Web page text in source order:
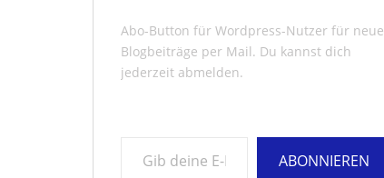
Abo-Button für Wordpress-Nutzer für neue
Blogbeiträge per Mail. Du kannst dich
jederzeit abmelden.
ABONNIEREN